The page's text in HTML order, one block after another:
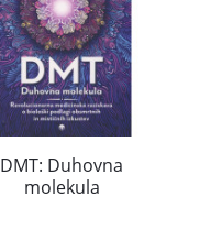
DMT: Duhovna
molekula